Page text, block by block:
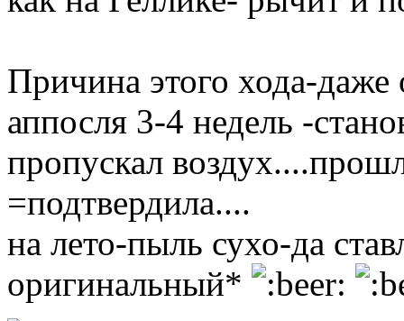
Причина этого хода-
аппосля 3-4 недель -
пропускал
=подтвердила....
на лето-пыль сухо-да
оригинальный*